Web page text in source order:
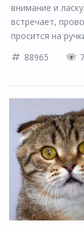
внимание и
встречает,
просится на
88965